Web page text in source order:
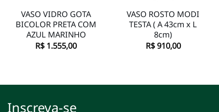
VASO VIDRO GOTA
BICOLOR PRETA COM
AZUL MARINHO
R$ 1.555,00
VASO ROSTO MODI
TESTA ( A 43cm x L
8cm)
R$910,00
Inscreva-se